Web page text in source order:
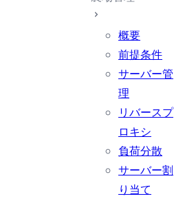
概要
前提条件
サーバー管
理
リバースプ
ロキシ
負荷分散
サーバー割
り当て